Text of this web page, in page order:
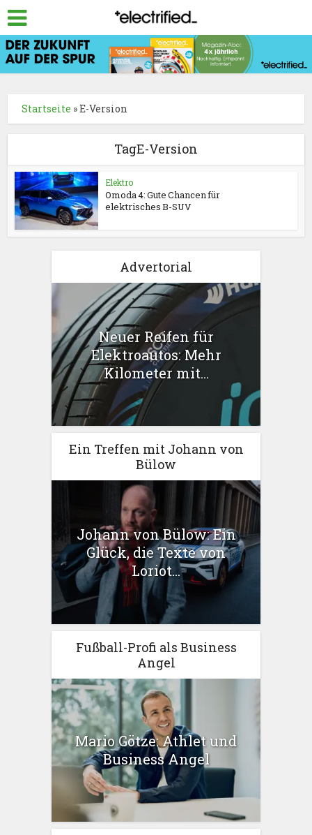
Startseite »E-Version
TagE-Version
Elektro
Omoda 4: Gute Chancen für
elektrisches B-SUV
Advertorial
Neuer Reifen für
Elektroautos: Mehr
Kilometer mit...
Ein Treffen mit Johann von
Bülow
Johann von Bülow: Ein
Glück, die Texte von
Loriot...
Fußball-Profi als Business
Angel
Mario Götze: Athlet und
Business Angel